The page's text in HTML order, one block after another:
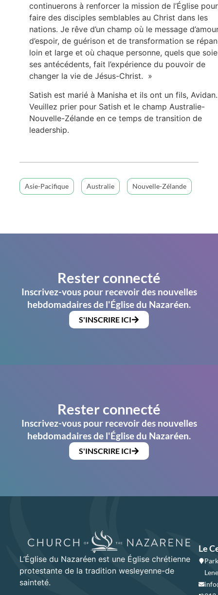
continuerons à renforcer la mission de l’Église pour
faire des disciples semblables au Christ dans les
nations. Je rêve d’un champ où le message
d’espoir, de guérison et de transformation se
loin et large et où chaque personne, quels que
ses antécédents, fait l’expérience du pouvoir de
changer la vie de Jésus-Christ. »
Satish est marié à Manisha et ils ont un fils, Avidan.
Veuillez prier pour Satish et le champ Australie-
Nouvelle-Zélande en ce temps de transition de
leadership.
Asie-Pacifique Australie Nouvelle-Zélande
Rester connecté
Inscrivez-vous pour recevoir des nouvelles
hebdomadaires de l'Église du Nazaréen.
S'INSCRIRE ICI
Rester connecté
Inscrivez-vous pour recevoir des nouvelles
hebdomadaires de l'Église du Nazaréen.
S'INSCRIRE ICI
L’Église du Nazaréen est une Église chrétienne
protestante de la tradition wesleyenne-de
sainteté.
Le